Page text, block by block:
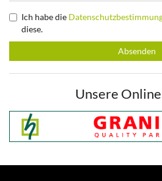
Ich habe die
diese.
Absenden
Unsere